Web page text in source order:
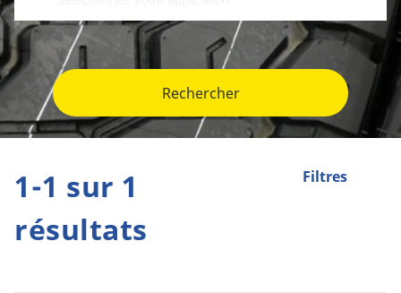
Rechercher
Filtres
1-1 sur 1
résultats